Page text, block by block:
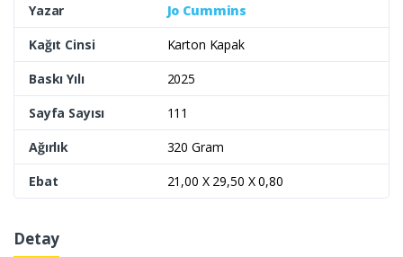
Yazar
Jo Cummins
Kağıt Cinsi
Karton Kapak
Baskı Yılı
2025
Sayfa Sayısı
111
Ağırlık
320 Gram
Ebat
21,00 X 29,50 X 0,80
Detay